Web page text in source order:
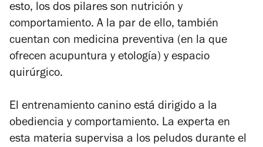
esto, los dos pilares son nutrición y
comportamiento. A la par de ello, también
cuentan con medicina preventiva (en la que
ofrecen acupuntura y etología) y espacio
quirúrgico.
El entrenamiento canino está dirigido a la
obediencia y comportamiento. La experta en
esta materia supervisa a los peludos durante el